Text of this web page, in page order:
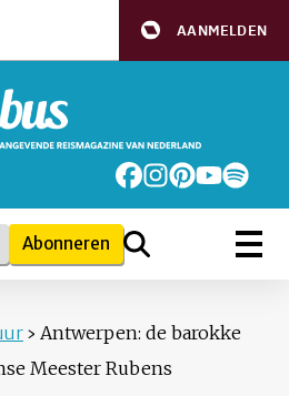
AANMELDEN
Abonneren
› Antwerpen: de barokke
Meester Rubens